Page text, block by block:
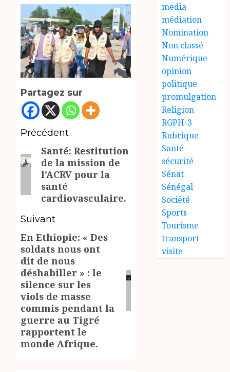
Partagez sur
Navigation
d’article
Précédent
Article
précédent:
Santé: Restitution
de la mission de
l’ACRV pour la
santé
cardiovasculaire.
Suivant
Article
suivant:
En Ethiopie: « Des
soldats nous ont
dit de nous
déshabiller » : le
silence sur les
viols de masse
commis pendant la
guerre au Tigré
rapportent le
monde Afrique.
media
médiation
Nomination
Non classé
Numérique
opinion
politique
promulgation
Religion
RGPH-3
Rubrique
Santé
sécurité
Sénat
Sénégal
Société
Sports
Tourisme
transport
visite